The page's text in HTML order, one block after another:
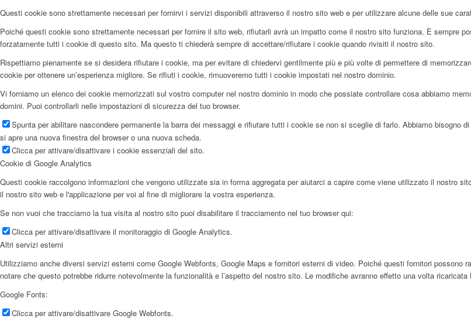
Questi cookie sono strettamente necessari per fornirvi i servizi disponibili attraverso il nostro sito web e per utilizzare alcune delle sue
Poiché questi cookie sono strettamente necessari per fornire il sito web, rifiutarli avrà un impatto come il nostro sito funziona. È sempre
forzatamente tutti i cookie di questo sito. Ma questo ti chiederà sempre di accettare/rifiutare i cookie quando rivisiti il nostro sito.
Rispettiamo pienamente se si desidera rifiutare i cookie, ma per evitare di chiedervi gentilmente più e più volte di permettere di
cookie per ottenere un’esperienza migliore. Se rifiuti i cookie, rimuoveremo tutti i cookie impostati nel nostro dominio.
Vi forniamo un elenco dei cookie memorizzati sul vostro computer nel nostro dominio in modo che possiate controllare cosa abbiamo
domini. Puoi controllarli nelle impostazioni di sicurezza del tuo browser.
Spunta per abilitare nascondere permanente la barra dei messaggi e rifiutare tutti i cookie se non si sceglie di farlo. Abbiamo
si apre una nuova finestra del browser o una nuova scheda.
Clicca per attivare/disattivare i cookie essenziali del sito.
Cookie di Google Analytics
Questi cookie raccolgono informazioni che vengono utilizzate sia in forma aggregata per aiutarci a capire come viene utilizzato il nostro
il nostro sito web e l'applicazione per voi al fine di migliorare la vostra esperienza.
Se non vuoi che tracciamo la tua visita al nostro sito puoi disabilitare il tracciamento nel tuo browser qui:
Clicca per attivare/disattivare il monitoraggio di Google Analytics.
Altri servizi esterni
Utilizziamo anche diversi servizi esterni come Google Webfonts, Google Maps e fornitori esterni di video. Poiché questi fornitori
notare che questo potrebbe ridurre notevolmente la funzionalità e l’aspetto del nostro sito. Le modifiche avranno effetto una volta ricaricata
Google Fonts:
Clicca per attivare/disattivare Google Webfonts.